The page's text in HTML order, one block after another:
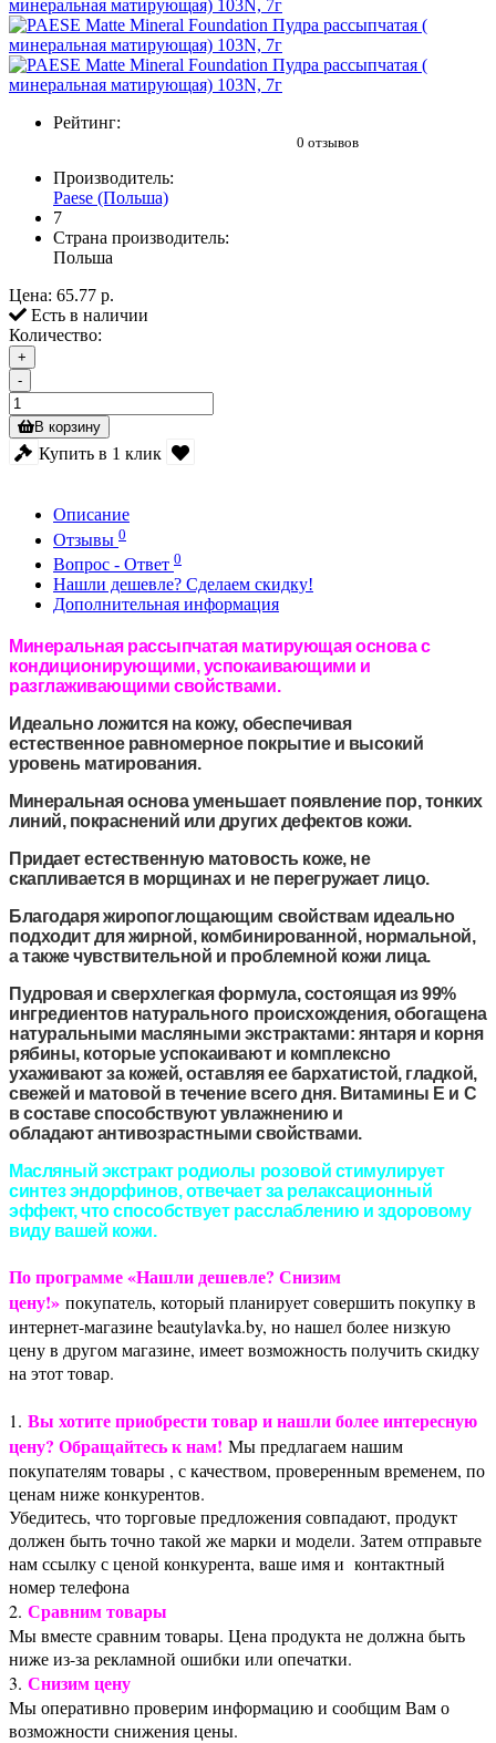
Рейтинг:
0 отзывов
Производитель:
Paese (Польша)
7
Страна производитель:
Польша
Цена: 65.77 р.
Есть в наличии
Количество:
+
-
В корзину
Купить в 1 клик
Описание
Отзывы 0
Вопрос - Ответ 0
Нашли дешевле? Сделаем скидку!
Дополнительная информация
Минеральная рассыпчатая матирующая основа с
кондиционирующими, успокаивающими и
разглаживающими свойствами.
Идеально ложится на кожу, обеспечивая
естественное равномерное покрытие и высокий
уровень матирования.
Минеральная основа уменьшает появление пор, тонких
линий, покраснений или других дефектов кожи.
Придает естественную матовость коже, не
скапливается в морщинах и не перегружает лицо.
Благодаря жиропоглощающим свойствам идеально
подходит для жирной, комбинированной, нормальной,
а также чувствительной и проблемной кожи лица.
Пудровая и сверхлегкая формула, состоящая из 99%
ингредиентов натурального происхождения, обогащена
натуральными масляными экстрактами: янтаря и корня
рябины, которые успокаивают и комплексно
ухаживают за кожей, оставляя ее бархатистой, гладкой,
свежей и матовой в течение всего дня. Витамины Е и С
в составе способствуют увлажнению и
обладают антивозрастными свойствами.
Масляный экстракт родиолы розовой стимулирует
синтез эндорфинов, отвечает за релаксационный
эффект, что способствует расслаблению и здоровому
виду вашей кожи.
По программе «Нашли дешевле? Снизим
цену!» покупатель, который планирует совершить покупку в
интернет-магазине beautylavka.by, но нашел более низкую
цену в другом магазине, имеет возможность получить скидку
на этот товар.
1. Вы хотите приобрести товар и нашли более интересную
цену? Обращайтесь к нам! Мы предлагаем нашим
покупателям товары , с качеством, проверенным временем, по
ценам ниже конкурентов.
Убедитесь, что торговые предложения совпадают, продукт
должен быть точно такой же марки и модели. Затем отправьте
нам ссылку с ценой конкурента, ваше имя и контактный
номер телефона
2. Сравним товары
Мы вместе сравним товары. Цена продукта не должна быть
ниже из-за рекламной ошибки или опечатки.
3. Снизим цену
Мы оперативно проверим информацию и сообщим Вам о
возможности снижения цены.